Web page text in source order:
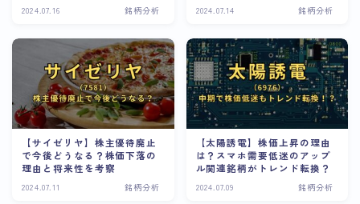
2024.07.16 銘柄分析 2024.07.14 銘柄分析
【サイゼリヤ】株主優待廃止
で今後どうなる？株価下落の
理由と将来性を考察
2024.07.11 銘柄分析
【太陽誘電】株価上昇の理由
は？スマホ需要低迷のアップ
ル関連銘柄がトレンド転換？
2024.07.09 銘柄分析